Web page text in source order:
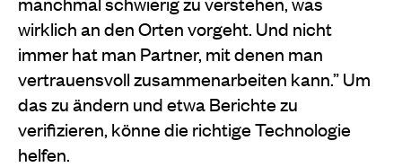
wirklich an den Orten vorgeht. Und nicht
immer hat man Partner, mit denen man
vertrauensvoll zusammenarbeiten kann.” Um
das zu ändern und etwa Berichte zu
verifizieren, könne die richtige Technologie
helfen.